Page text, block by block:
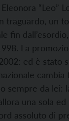
“Leo”
traguardo, un
fin dall’esordio,
La
ed è stato
cambia
sempre da lei:
una sola ed
assoluto di